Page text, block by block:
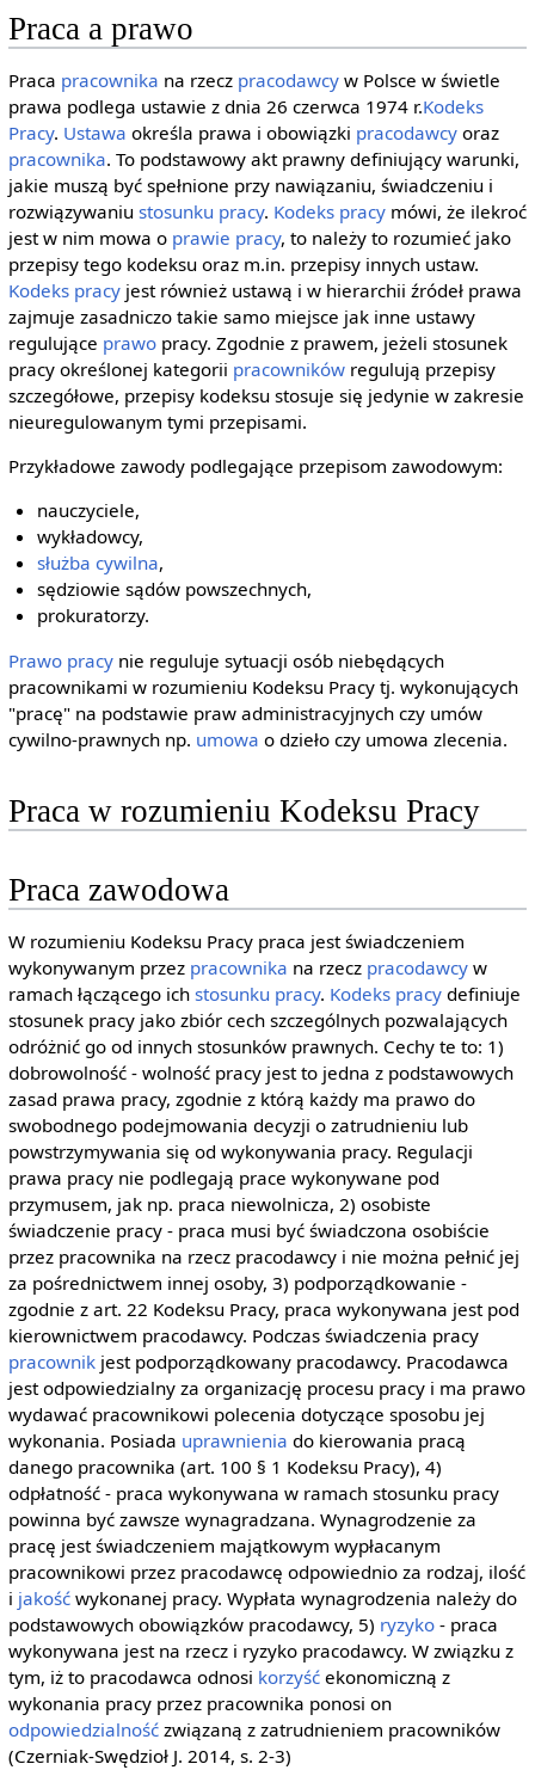
Praca a prawo
Praca pracownika na rzecz pracodawcyw Polsce w świetle
prawa podlega ustawie z dnia 26 czerwca 1974 r.Kodeks
Pracy. Ustawa określa prawa i obowiązki pracodawcyoraz
pracownika. To podstawowy akt prawny definiujący warunki,
jakie muszą być spełnione przy nawiązaniu, świadczeniu i
rozwiązywaniu stosunku pracy. Kodeks pracymówi, że ilekroć
jest w nim mowa o prawie pracy, to należy to rozumieć jako
przepisy tego kodeksu oraz m.in. przepisy innych ustaw.
Kodeks pracyjest również ustawą i w hierarchii źródeł prawa
zajmuje zasadniczo takie samo miejsce jak inne ustawy
regulujące prawopracy. Zgodnie z prawem, jeżeli stosunek
pracy określonej kategorii pracownikówregulują przepisy
szczegółowe, przepisy kodeksu stosuje się jedynie w zakresie
nieuregulowanym tymi przepisami.
Przykładowe zawody podlegające przepisom zawodowym:
nauczyciele,
wykładowcy,
służba cywilna,
sędziowie sądów powszechnych,
prokuratorzy.
Prawo pracynie reguluje sytuacji osób niebędących
pracownikami w rozumieniu Kodeksu Pracy tj. wykonujących
"pracę" na podstawie praw administracyjnych czy umów
cywilno-prawnych np. umowa o dzieło czy umowa zlecenia.
Praca w rozumieniu Kodeksu Pracy
Praca zawodowa
W rozumieniu Kodeksu Pracy praca jest świadczeniem
wykonywanym przez pracownika na rzecz pracodawcyw
ramach łączącego ich stosunku pracy. Kodeks pracydefiniuje
stosunek pracy jako zbiór cech szczególnych pozwalających
odróżnić go od innych stosunków prawnych. Cechy te to: 1)
dobrowolność - wolność pracy jest to jedna z podstawowych
zasad prawa pracy, zgodnie z którą każdy ma prawo do
swobodnego podejmowania decyzji o zatrudnieniu lub
powstrzymywania się od wykonywania pracy. Regulacji
prawa pracy nie podlegają prace wykonywane pod
przymusem, jak np. praca niewolnicza, 2) osobiste
świadczenie pracy - praca musi być świadczona osobiście
przez pracownika na rzecz pracodawcy i nie można pełnić jej
za pośrednictwem innej osoby, 3) podporządkowanie -
zgodnie z art. 22 Kodeksu Pracy, praca wykonywana jest pod
kierownictwem pracodawcy. Podczas świadczenia pracy
pracownikjest podporządkowany pracodawcy. Pracodawca
jest odpowiedzialny za organizację procesu pracy i ma prawo
wydawać pracownikowi polecenia dotyczące sposobu jej
wykonania. Posiada uprawnienia do kierowania pracą
danego pracownika (art. 100 § 1 Kodeksu Pracy), 4)
odpłatność - praca wykonywana w ramach stosunku pracy
powinna być zawsze wynagradzana. Wynagrodzenie za
pracę jest świadczeniem majątkowym wypłacanym
pracownikowi przez pracodawcę odpowiednio za rodzaj, ilość
i jakośćwykonanej pracy. Wypłata wynagrodzenia należy do
podstawowych obowiązków pracodawcy, 5) ryzyko- praca
wykonywana jest na rzecz i ryzyko pracodawcy. W związku z
tym, iż to pracodawca odnosi korzyśćekonomiczną z
wykonania pracy przez pracownika ponosi on
odpowiedzialnośćzwiązaną z zatrudnieniem pracowników
(Czerniak-Swędzioł J. 2014, s. 2-3)